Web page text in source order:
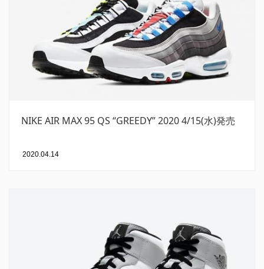
NIKE AIR MAX 95 QS “GREEDY” 2020 4/15(水)発売
2020.04.14